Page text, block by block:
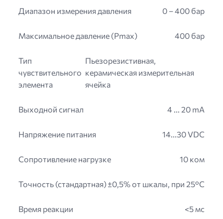
Диапазон измерения давления 0 – 400 бар
Максимальное давление (Pmax) 400 бар
Тип
чувствительного
элемента
Пьезорезистивная,
керамическая измерительная
ячейка
Выходной сигнал 4 ... 20 mA
Напряжение питания 14...30 VDC
Сопротивление нагрузке 10 ком
Точность (стандартная)±0,5% от шкалы, при 25°C
Время реакции <5 мс